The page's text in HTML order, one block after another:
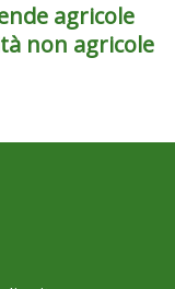
agricole
non agricole